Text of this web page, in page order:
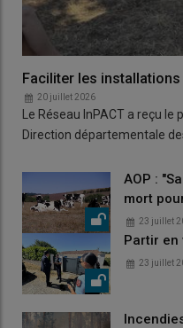
Faciliter les installations
20 juillet 2026
Le Réseau InPACT a reçu
Direction départementale
AOP :
mort
23 juillet
Partir en
23 juillet